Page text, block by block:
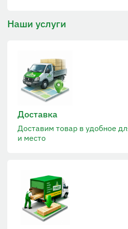
Наши услуги
Доставка
Доставим товар в удобное
и место